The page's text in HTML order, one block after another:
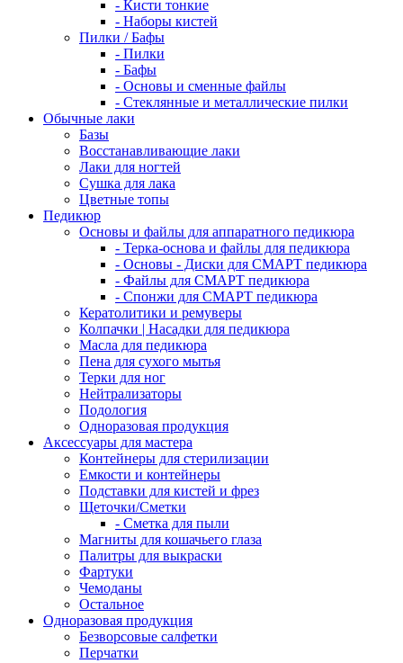
- Кисти тонкие
- Наборы кистей
Пилки / Бафы
- Пилки
- Бафы
- Основы и сменные файлы
- Стеклянные и металлические пилки
Обычные лаки
Базы
Восстанавливающие лаки
Лаки для ногтей
Сушка для лака
Цветные топы
Педикюр
Основы и файлы для аппаратного педикюра
- Терка-основа и файлы для педикюра
- Основы - Диски для СМАРТ педикюра
- Файлы для СМАРТ педикюра
- Спонжи для СМАРТ педикюра
Кератолитики и ремуверы
Колпачки | Насадки для педикюра
Масла для педикюра
Пена для сухого мытья
Терки для ног
Нейтрализаторы
Подология
Одноразовая продукция
Аксессуары для мастера
Контейнеры для стерилизации
Емкости и контейнеры
Подставки для кистей и фрез
Щеточки/Сметки
- Сметка для пыли
Магниты для кошачьего глаза
Палитры для выкраски
Фартуки
Чемоданы
Остальное
Одноразовая продукция
Безворсовые салфетки
Перчатки